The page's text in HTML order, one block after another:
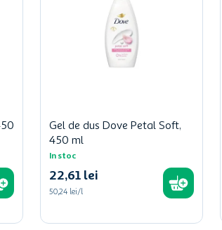
Gel de dus Dove Petal Soft,
450 ml
In stoc
22,61 lei
50,24 lei/l